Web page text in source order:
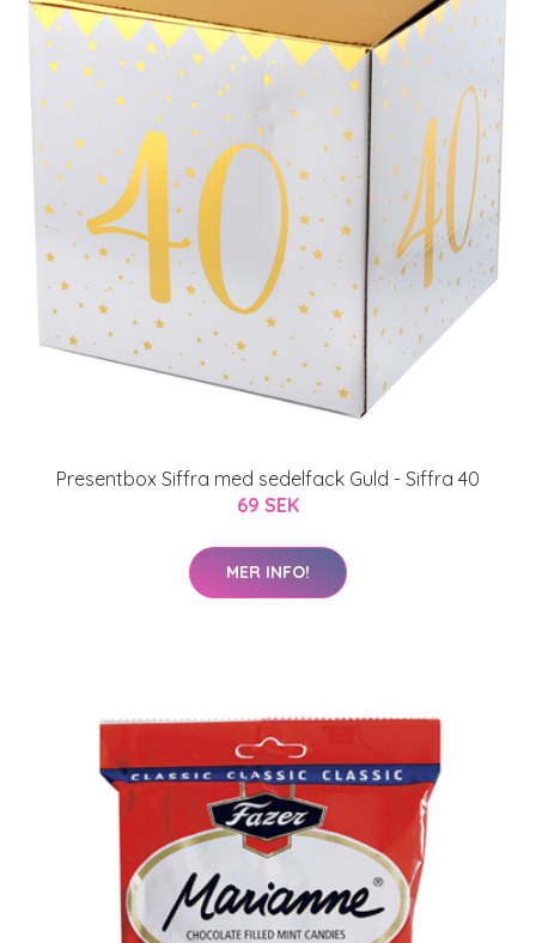
Presentbox Siffra med sedelfack Guld - Siffra 40
69 SEK
MER INFO!